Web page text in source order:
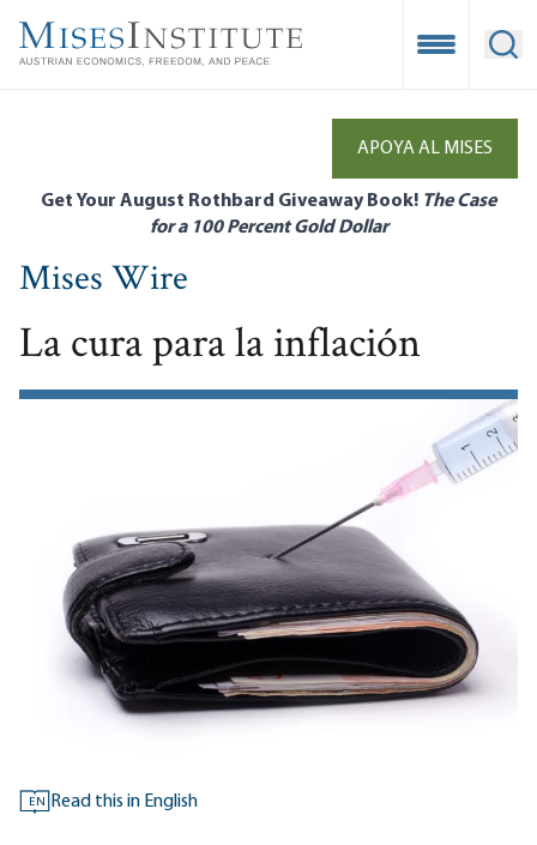
main
Open
APOYA AL MISES
Get Your August Rothbard Giveaway Book! The Case
for a 100 Percent Gold Dollar
Mises Wire
La cura para la inflación
EN Read this in English